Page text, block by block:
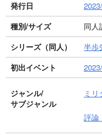
発行日
種別/サイズ
同人
シリーズ（同人）
半歩
初出イベント
ジャンル/
サブジャンル
ミリ
評論